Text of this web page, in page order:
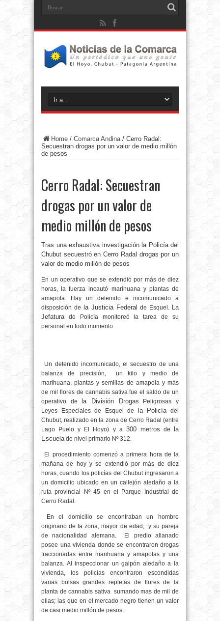
Home / Comarca Andina/ Cerro Radal:
Secuestran drogas por un valor de medio millón
de pesos
Cerro Radal: Secuestran
drogas por un valor de
medio millón de pesos
Tras una exhaustiva investigación la Policía del
Chubut secuestró en Cerro Radal drogas por un
valor de medio millón de pesos
En un operativo que se extendió por más de diez
horas, la fuerza incautó marihuana y plantas de
amapola. Hay un detenido e incomunicado a
disposición de
la Justicia Federal de Esquel. La
Jefaturade Policía monitoreó la tarea de su
personal en todo momento.
Un detenido incomunicado, el secuestro de una
balanza de precisión, un kilo y medio de
marihuana, plantas y semillas de amapola y más
de mil flores de cannabis sativa fue el saldo de un
operativo de
la División Drogas Peligrosas y
Leyes Especiales de Esquel de
la Policíadel
Chubut, realizado en la zona de Cerro Radal (entre
Lago Puelo y El Hoyo) y a 300 metros de
la
Escuelade nivel primario Nº 312.
El procedimiento comenzó a primera hora de la
mañana de hoy y se extendió por más de diez
horas, cuando los policías del Chubut ingresaron a
un domicilio ubicado en un callejón aledaño a la
ruta provincial Nº 45 en el Parque Industrial de
Cerro Radal.
En el domicilio se encontraban un hombre
originario de la zona, mayor de edad, y su pareja
de nacionalidad alemana. El predio allanado
posee una vivienda donde se encontraron drogas
fraccionadas entre marihuana y amapolas y una
balanza. Al inspeccionar un galpón aledaño a la
vivienda, los policías encontraron escondidas
varias bolsas grandes repletas de flores de la
planta de cannabis sativa sumando mas de mil de
ellas; las que en el mercado negro tienen un valor
de casi medio millón de pesos.